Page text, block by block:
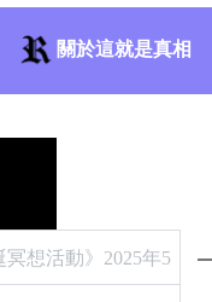
關於這就是真相
冥想活動》2025年5